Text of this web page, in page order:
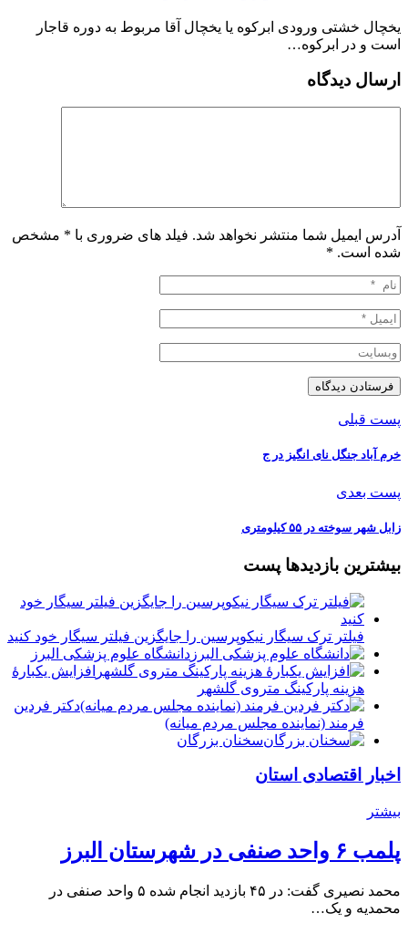
یخچال خشتی ورودی ابرکوه یا یخچال آقا مربوط به دوره قاجار
است و در ابرکوه…
ارسال دیدگاه
آدرس ایمیل شما منتشر نخواهد شد. فیلد های ضروری با * مشخص
شده است. *
پست قبلی
خرم آباد جنگل نای ‌انگیز در ج
پست بعدی
زابل شهر سوخته در ۵۵ کیلومتری
بیشترین بازدیدها پست
فیلتر ترک سیگار نیکوپرسین را جایگزین فیلتر سیگار خود کنید
دانشگاه علوم پزشکی البرز
افزایش یکبارۀ
هزینه پارکینگ متروی گلشهر
دكتر فردين
فرمند (نماينده مجلس مردم میانه)
سخنان بزرگان
اخبار اقتصادی استان
بیشتر
پلمب ۶ واحد صنفی در شهرستان البرز
محمد نصیری گفت: در ۴۵ بازدید انجام شده ۵ واحد صنفی در
محمدیه و یک…